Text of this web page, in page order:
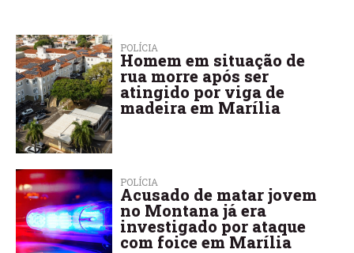
POLÍCIA
Homem em situação de
rua morre após ser
atingido por viga de
madeira em Marília
POLÍCIA
Acusado de matar jovem
no Montana já era
investigado por ataque
com foice em Marília